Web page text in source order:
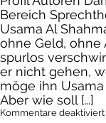
Bereich
Usama Al
ohne Geld, ohne
spurlos
er nicht gehen,
möge ihn
Aber wie soll […]
Kommentare deaktiviert